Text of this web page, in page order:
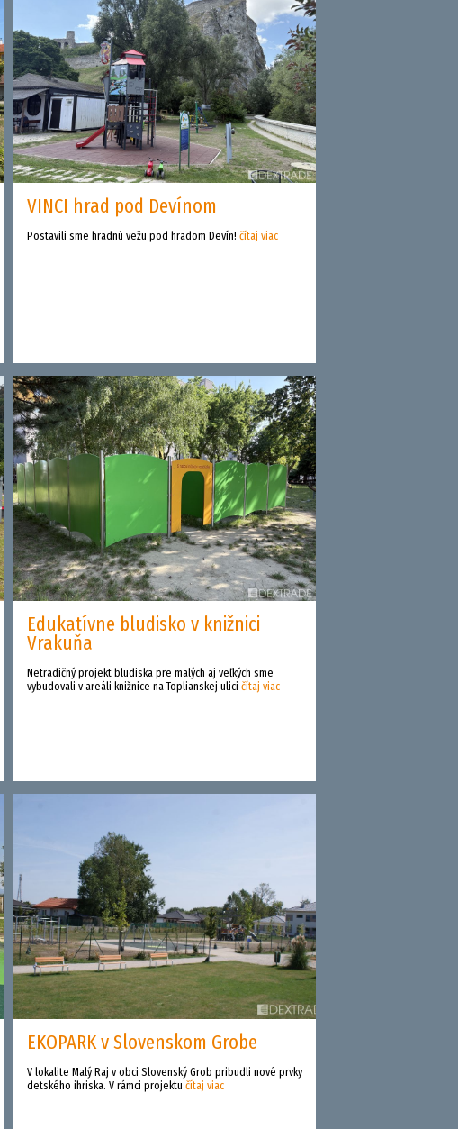
VINCI hrad pod Devínom
Postavili sme hradnú vežu pod hradom Devín! čítaj viac
Edukatívne bludisko v knižnici
Vrakuňa
Netradičný projekt bludiska pre malých aj veľkých sme
vybudovali v areáli knižnice na Toplianskej ulici čítaj viac
EKOPARK v Slovenskom Grobe
V lokalite Malý Raj v obci Slovenský Grob pribudli nové prvky
detského ihriska. V rámci projektu čítaj viac